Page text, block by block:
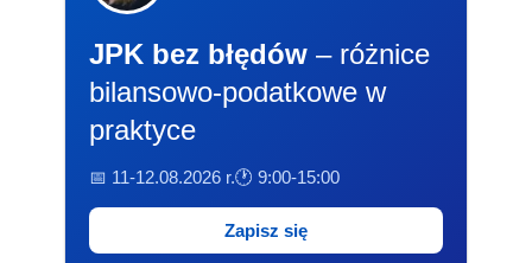
JPK bez błędów – różnice
bilansowo-podatkowe w
praktyce
📅 11-12.08.2026 r.🕐 9:00-15:00
Zapisz się